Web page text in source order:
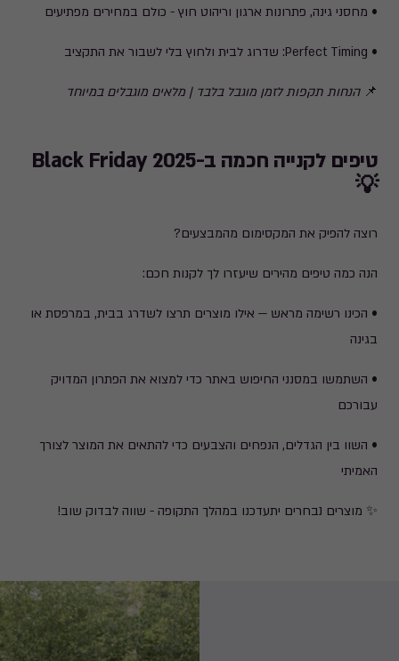
• מחסני גינה, פתרונות ארגון וריהוט חוץ - כולם במחירים מפתיעים
• Perfect Timing: שדרוג לבית ולחוץ בלי לשבור את התקציב
📌הנחות תקפות לזמן מוגבל בלבד | מלאים מוגבלים במיוחד
טיפים לקנייה חכמה ב-Black Friday 2025
💡
רוצה להפיק את המקסימום מהמבצעים?
הנה כמה טיפים מהירים שיעזרו לך לקנות חכם:
• הכינו רשימה מראש — אילו מוצרים תרצו לשדרג בבית, במרפסת או
בגינה
• השתמשו במסנני החיפוש באתר כדי למצוא את הפתרון המדויק
עבורכם
• השוו בין הגדלים, הנפחים והצבעים כדי להתאים את המוצר לצורך
האמיתי
✨ מוצרים נבחרים יתעדכנו במהלך התקופה - שווה לבדוק שוב!